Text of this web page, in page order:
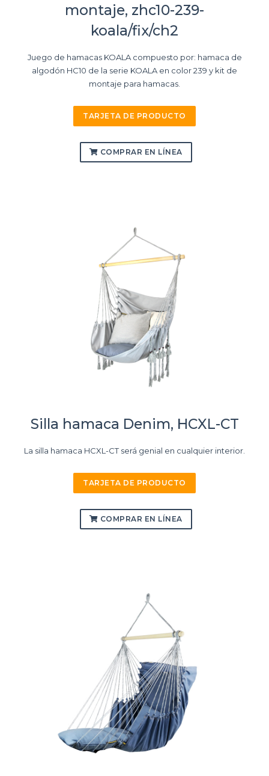
montaje, zhc10-239-
koala/fix/ch2
Juego de hamacas KOALA compuesto por: hamaca de
algodón HC10 de la serie KOALA en color 239 y kit de
montaje para hamacas.
TARJETA DE PRODUCTO
COMPRAR EN LÍNEA
Silla hamaca Denim, HCXL-CT
La silla hamaca HCXL-CT será genial en cualquier interior.
TARJETA DE PRODUCTO
COMPRAR EN LÍNEA